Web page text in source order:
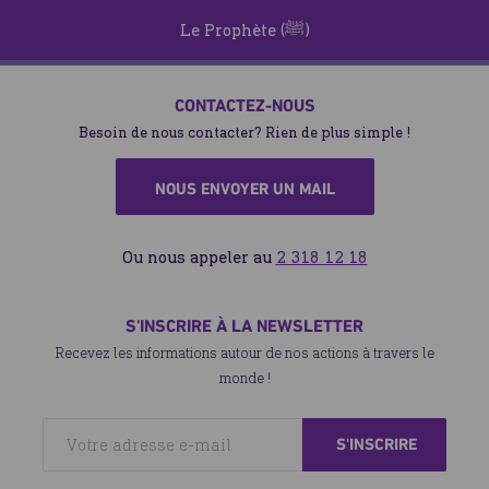
Le Prophète (ﷺ)
CONTACTEZ-NOUS
Besoin de nous contacter? Rien de plus simple !
NOUS ENVOYER UN MAIL
Ou nous appeler au 2 318 12 18
S'INSCRIRE À LA NEWSLETTER
Recevez les informations autour de nos actions à travers le
monde !